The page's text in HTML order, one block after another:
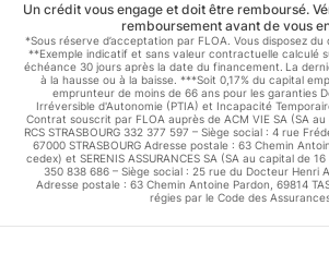
Un crédit vous engage et doit être remboursé.
remboursement avant de vous
*Sous réserve d’acceptation par FLOA. Vous disposez
**Exemple indicatif et sans valeur contractuelle calculé
échéance 30 jours après la date du financement. La
à la hausse ou à la baisse. ***Soit 0,17% du capital
emprunteur de moins de 66 ans pour les garanties
Irréversible d'Autonomie (PTIA) et Incapacité
Contrat souscrit par FLOA auprès de ACM VIE SA (SA
RCS STRASBOURG 332 377 597 – Siège social : 4 rue
67000 STRASBOURG Adresse postale : 63 Chemin
cedex) et SERENIS ASSURANCES SA (SA au capital de
350 838 686 – Siège social : 25 rue du Docteur Henri
Adresse postale : 63 Chemin Antoine Pardon, 69814
régies par le Code des